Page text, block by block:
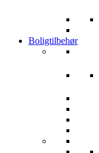
Boligtilbehør